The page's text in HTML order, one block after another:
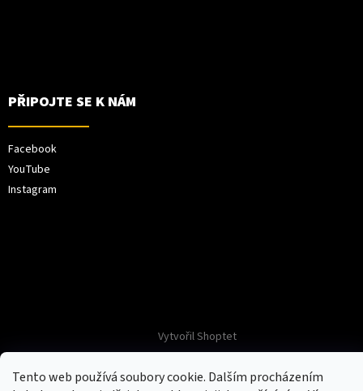
Tento web používá soubory cookie. Dalším procházením
PŘIPOJTE SE K NÁM
Facebook
YouTube
Instagram
Vytvořil Shoptet
Copyright 2026XPEL Europe. Všechna práva